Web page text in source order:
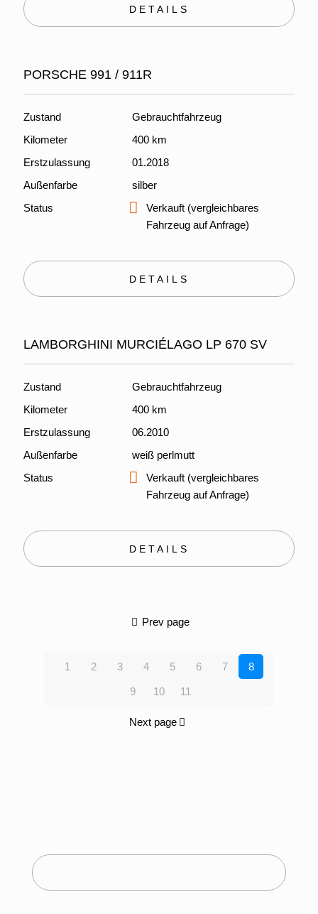
DETAILS
PORSCHE 991 / 911R
Zustand
Gebrauchtfahrzeug
Kilometer
400 km
Erstzulassung
01.2018
Außenfarbe
silber
Status
Verkauft (vergleichbares
Fahrzeug auf Anfrage)
DETAILS
LAMBORGHINI MURCIÉLAGO LP 670 SV
Zustand
Gebrauchtfahrzeug
Kilometer
400 km
Erstzulassung
06.2010
Außenfarbe
weiß perlmutt
Status
Verkauft (vergleichbares
Fahrzeug auf Anfrage)
DETAILS
Prev page
1 2 3 4 5 6 7 8
9 10 11
Next page